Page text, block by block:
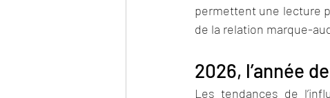
permettent une lecture
de la relation marque-
2026, l’année
Les tendances de